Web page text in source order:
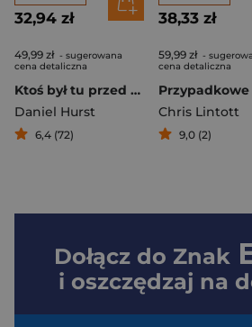
32,94 zł
49,99 zł - sugerowana
cena detaliczna
Ktoś był tu przed nami
Daniel Hurst
6,4 (72)
38,33 zł
59,99 zł -
cena detaliczna
Chris Lintott
9,0 (2)
Dołącz do Znak
i oszczędzaj na